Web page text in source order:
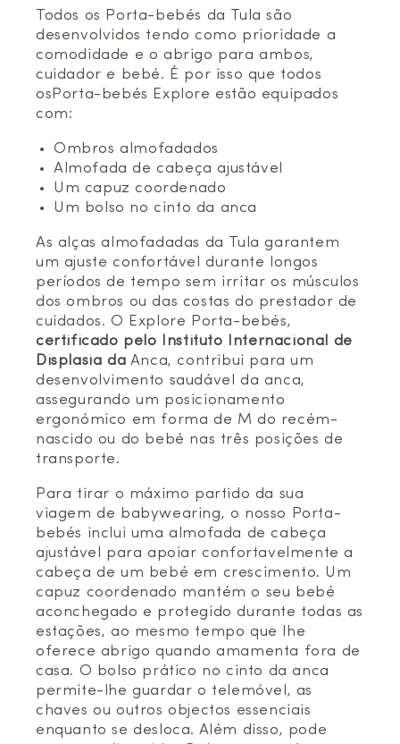
Todos os Porta-bebés da Tula são
desenvolvidos tendo como prioridade a
comodidade e o abrigo para ambos,
cuidador e bebé. É por isso que todos
osPorta-bebés Explore estão equipados
com:
Ombros almofadados
Almofada de cabeça ajustável
Um capuz coordenado
Um bolso no cinto da anca
As alças almofadadas da Tula garantem
um ajuste confortável durante longos
períodos de tempo sem irritar os músculos
dos ombros ou das costas do prestador de
cuidados. O Explore Porta-bebés,
certificado pelo Instituto Internacional de
Displasia da Anca, contribui para um
desenvolvimento saudável da anca,
assegurando um posicionamento
ergonómico em forma de M do recém-
nascido ou do bebé nas três posições de
transporte.
Para tirar o máximo partido da sua
viagem de babywearing, o nosso Porta-
bebés inclui uma almofada de cabeça
ajustável para apoiar confortavelmente a
cabeça de um bebé em crescimento. Um
capuz coordenado mantém o seu bebé
aconchegado e protegido durante todas as
estações, ao mesmo tempo que lhe
oferece abrigo quando amamenta fora de
casa. O bolso prático no cinto da anca
permite-lhe guardar o telemóvel, as
chaves ou outros objectos essenciais
enquanto se desloca. Além disso, pode